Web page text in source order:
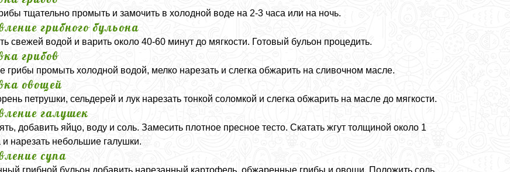
тщательно промыть и замочить в холодной воде на 2-3 часа или на ночь.
грибного бульона
свежей водой и варить около 40-60 минут до мягкости. Готовый бульон процедить.
грибов
грибы промыть холодной водой, мелко нарезать и слегка обжарить на сливочном масле.
овощей
петрушки, сельдерей и лук нарезать тонкой соломкой и слегка обжарить на масле до мягкости.
галушек
добавить яйцо, воду и соль. Замесить плотное пресное тесто. Скатать жгут толщиной около 1
и нарезать небольшие галушки.
супа
грибной бульон добавить нарезанный картофель, обжаренные грибы и овощи. Положить соль,